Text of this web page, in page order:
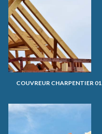
COUVREUR CHARPENTIER 01